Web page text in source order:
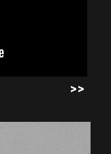
>>